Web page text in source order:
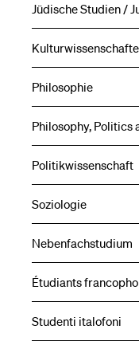
Jüdische Studien /
Philosophie
Philosophy, Politics
Politikwissenschaft
Soziologie
Nebenfachstudium
Étudiants
Studenti italofoni